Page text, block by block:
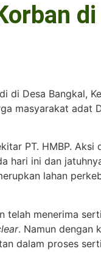
di
Desa Bangkal,
masyarakat adat
PT. HMBP.
hari ini dan
lahan
telah menerima
. Namun dengan
dalam proses